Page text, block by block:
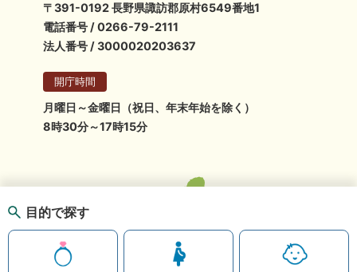
目的で探す
〒391-0192 長野県諏訪郡原村6549番地1
電話番号 / 0266-79-2111
法人番号 / 3000020203637
開庁時間
月曜日～金曜日（祝日、年末年始を除く）
8時30分～17時15分